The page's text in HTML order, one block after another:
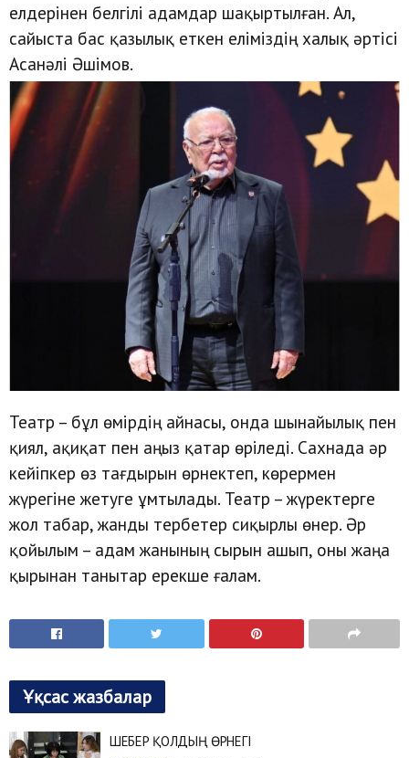
елдерінен белгілі адамдар шақыртылған. Ал,
сайыста бас қазылық еткен еліміздің халық әртісі
Асанәлі Әшімов.
Театр – бұл өмірдің айнасы, онда шынайылық пен
қиял, ақиқат пен аңыз қатар өріледі. Сахнада әр
кейіпкер өз тағдырын өрнектеп, көрермен
жүрегіне жетуге ұмтылады. Театр – жүректерге
жол табар, жанды тербетер сиқырлы өнер. Әр
қойылым – адам жанының сырын ашып, оны жаңа
қырынан танытар ерекше ғалам.
Ұқсас жазбалар
ШЕБЕР ҚОЛДЫҢ ӨРНЕГІ